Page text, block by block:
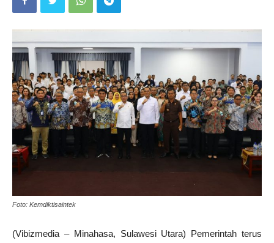
Foto: Kemdiktisaintek
(Vibizmedia – Minahasa, Sulawesi Utara) Pemerintah terus